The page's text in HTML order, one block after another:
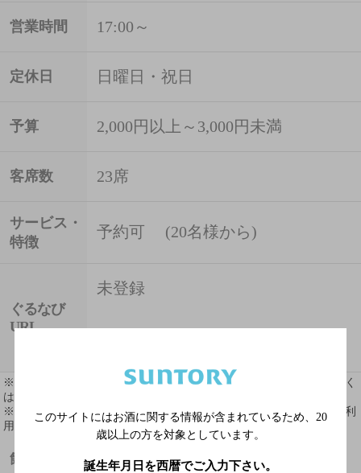
営業時間 17:00～
定休日 日曜日・祝日
予算 2,000円以上～3,000円未満
客席数 23席
サービス・
特徴
予約可 (20名様から)
ぐるなび
URL
未登録
※ 掲載されている情報は最新の内容と異なる場合があります。詳しく
はお店にお問い合わせください。
※ 掲載されているリンク等の外部コンテンツはお客様のご判断でご利
用ください。
飲めるお酒
このサイトにはお酒に関する情報が含まれているため、 20
歳以上の方を対象としています。
誕生年月日を西暦でご入力下さい。